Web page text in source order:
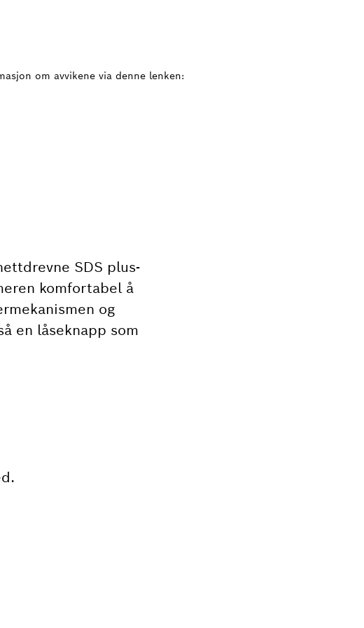
om avvikene via denne lenken:
SDS plus-
komfortabel å
og
en låseknapp som